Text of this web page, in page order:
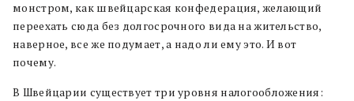
монстром, как швейцарская конфедерация, желающий
переехать сюда без долгосрочного вида на жительство,
наверное, все же подумает, а надо ли ему это. И вот
почему.
В Швейцарии существует три уровня налогообложения: